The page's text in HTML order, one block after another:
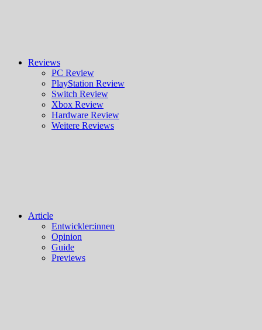
Reviews
PC Review
PlayStation Review
Switch Review
Xbox Review
Hardware Review
Weitere Reviews
Article
Entwickler:innen
Opinion
Guide
Previews